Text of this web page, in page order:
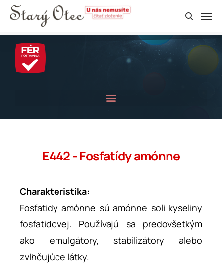
E442 - Fosfatídy amónne
Charakteristika:
Fosfatidy amónne sú amónne soli kyseliny
fosfatidovej. Používajú sa predovšetkým
ako emulgátory, stabilizátory alebo
zvlhčujúce látky.